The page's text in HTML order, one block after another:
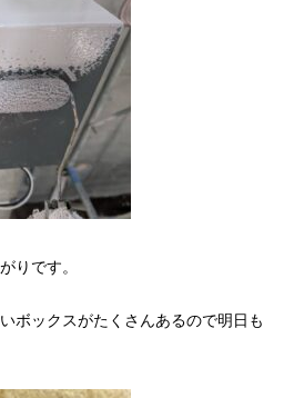
りです。
ボックスがたくさんあるので明日も